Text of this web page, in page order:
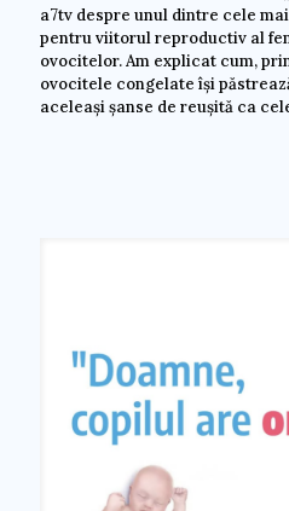
a7tv despre unul dintre cele
pentru viitorul reproductiv al
ovocitelor. Am explicat cum,
ovocitele congelate își
aceleași șanse de reușită ca